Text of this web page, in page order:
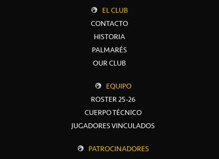
EL CLUB
CONTACTO
HISTORIA
PALMARÉS
OUR CLUB
EQUIPO
ROSTER 25-26
CUERPO TÉCNICO
JUGADORES VINCULADOS
PATROCINADORES